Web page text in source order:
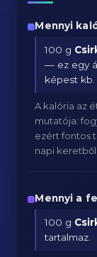
Mennyi
100 g
— ez egy
képest kb.
A kalória az
mutatója:
ezért fontos
napi keretből.
Mennyi a
100 g
tartalmaz.